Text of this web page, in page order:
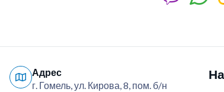
Адрес
г. Гомель, ул. Кирова, 8, пом. б/н